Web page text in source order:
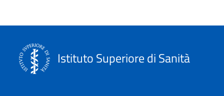
Istituto Superiore di Sanità